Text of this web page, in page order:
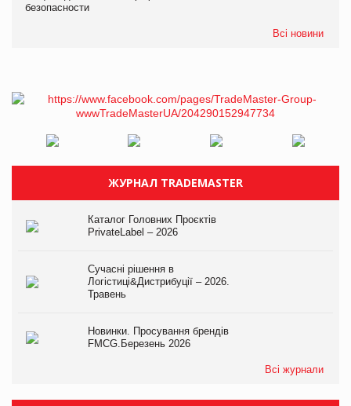
безопасности
Всі новини
ЖУРНАЛ TRADEMASTER
Каталог Головних Проєктів
PrivateLabel – 2026
Сучасні рішення в
Логістиці&Дистрибуції – 2026.
Травень
Новинки. Просування брендів
FMCG.Березень 2026
Всі журнали